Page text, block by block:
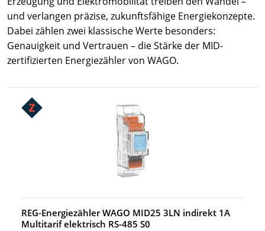
und verlangen präzise, zukunftsfähige Energiekonzepte.
Dabei zählen zwei klassische Werte besonders:
Genauigkeit und Vertrauen – die Stärke der MID-
zertifizierten Energiezähler von WAGO.
REG-Energiezähler WAGO MID25 3LN indirekt 1A
Multitarif elektrisch RS-485 S0